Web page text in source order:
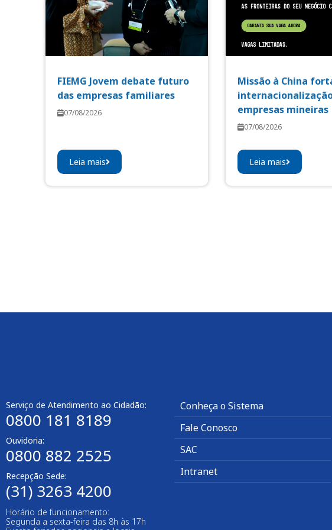
FIEMG Jovem debate futuro
das empresas familiares
07/08/2026
Leia mais
Missão à China
empresas mineiras
07/08/2026
Leia mais
Serviço de Atendimento ao Cidadão:
0800 181 8189
Ouvidoria:
0800 882 2525​
Recepção Sede:
(31) 3263 4200
Horário de funcionamento:
Segunda a sexta-feira das 8h às 17h
Conheça o Sistema
Fale Conosco
SAC
Intranet